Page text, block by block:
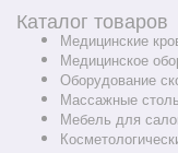
Каталог товаров
Медицинские
Медицинское
Оборудование
Массажные
Мебель для